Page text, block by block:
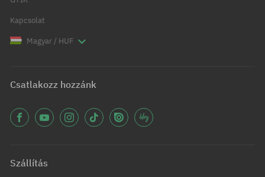
Kapcsolat
Magyar / HUF
Csatlakozz hozzánk
Szállítás